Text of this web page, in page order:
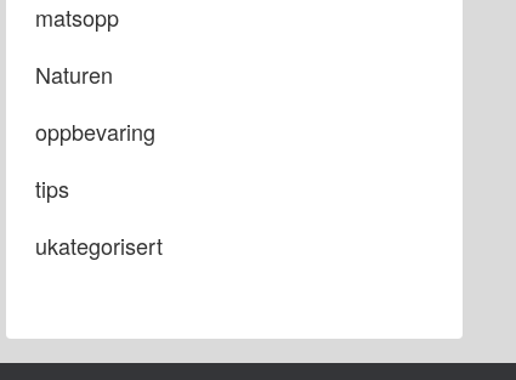
matsopp
Naturen
oppbevaring
tips
ukategorisert